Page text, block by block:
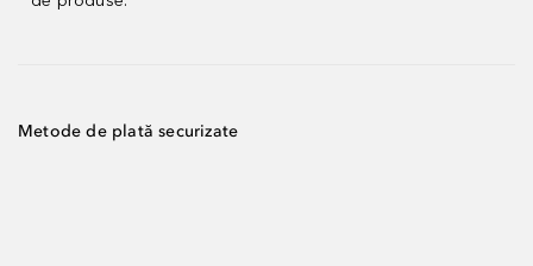
Metode de plată securizate